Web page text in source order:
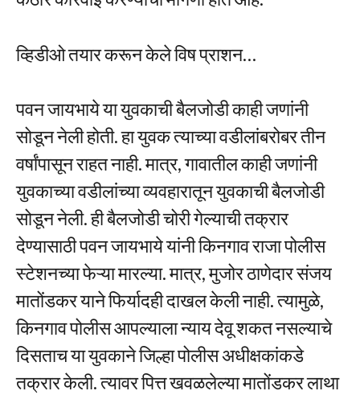
व्हिडीओ तयार करून केले विष प्राशन…
पवन जायभाये या युवकाची बैलजोडी काही जणांनी
सोडून नेली होती. हा युवक त्याच्या वडीलांबरोबर तीन
वर्षांपासून राहत नाही. मात्र, गावातील काही जणांनी
युवकाच्या वडीलांच्या व्यवहारातून युवकाची बैलजोडी
सोडून नेली. ही बैलजोडी चोरी गेल्याची तक्रार
देण्यासाठी पवन जायभाये यांनी किनगाव राजा पोलीस
स्टेशनच्या फेऱ्या मारल्या. मात्र, मुजोर ठाणेदार संजय
मातोंडकर याने फिर्यादही दाखल केली नाही. त्यामुळे,
किनगाव पोलीस आपल्याला न्याय देवू शकत नसल्याचे
दिसताच या युवकाने जिल्हा पोलीस अधीक्षकांकडे
तक्रार केली. त्यावर पित्त खवळलेल्या मातोंडकर लाथा